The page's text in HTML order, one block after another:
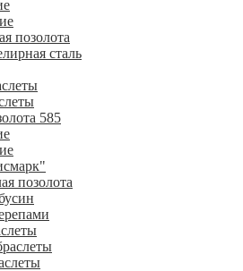
позолота
сталь
585
позолота